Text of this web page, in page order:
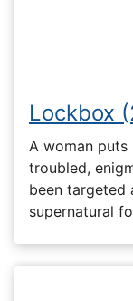
Lockbox
A woman
troubled,
been targeted
supernatural